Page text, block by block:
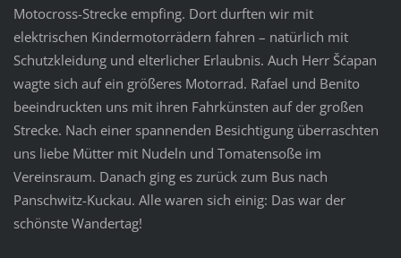
Motocross-Strecke empfing. Dort durften wir mit
elektrischen Kindermotorrädern fahren – natürlich mit
Schutzkleidung und elterlicher Erlaubnis. Auch Herr Šćapan
wagte sich auf ein größeres Motorrad. Rafael und Benito
beeindruckten uns mit ihren Fahrkünsten auf der großen
Strecke. Nach einer spannenden Besichtigung überraschten
uns liebe Mütter mit Nudeln und Tomatensoße im
Vereinsraum. Danach ging es zurück zum Bus nach
Panschwitz-Kuckau. Alle waren sich einig: Das war der
schönste Wandertag!